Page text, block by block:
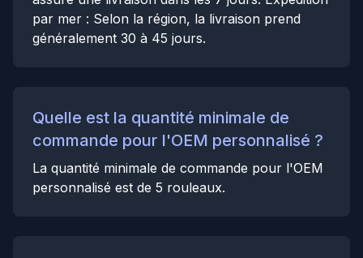
par mer : Selon la région, la livraison prend
généralement 30 à 45 jours.
Quelle est la quantité minimale de
commande pour l'OEM personnalisé ?
La quantité minimale de commande pour l'OEM
personnalisé est de 5 rouleaux.